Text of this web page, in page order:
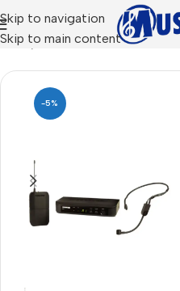
Skip to navigation
Skip to main content
Inicio Shure
-5%